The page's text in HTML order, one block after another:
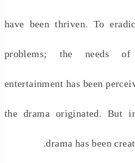
have been thriven. To
problems; the needs of
entertainment has been
the drama originated. But
drama has been